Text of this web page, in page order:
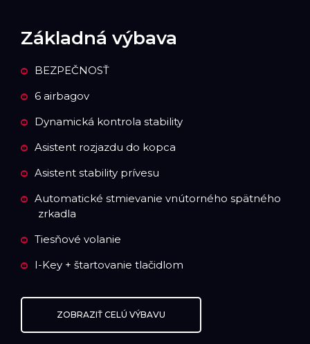
Základná výbava
BEZPEČNOSŤ
6 airbagov
Dynamická kontrola stability
Asistent rozjazdu do kopca
Asistent stability prívesu
Automatické stmievanie vnútorného spätného
zrkadla
Tiesňové volanie
I-Key + štartovanie tlačidlom
ZOBRAZIŤ CELÚ VÝBAVU